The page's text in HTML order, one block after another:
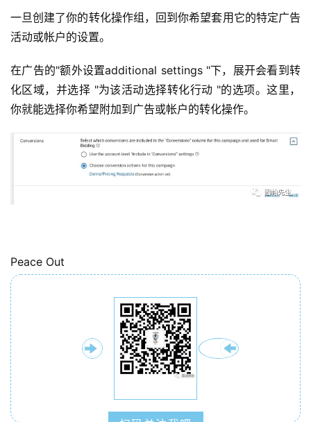
一旦创建了你的转化操作组，回到你希望套用它的特定广告
活动或帐户的设置。
在广告的"额外设置additional settings "下，展开会看到转
化区域，并选择 "为该活动选择转化行动 "的选项。这里，
你就能选择你希望附加到广告或帐户的转化操作。
Peace Out